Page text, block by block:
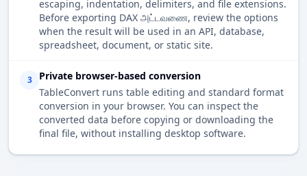
escaping, indentation, delimiters, and file extensions.
Before exporting DAX அட்டவணை, review the options
when the result will be used in an API, database,
spreadsheet, document, or static site.
3
Private browser-based conversion
TableConvert runs table editing and standard format
conversion in your browser. You can inspect the
converted data before copying or downloading the
final file, without installing desktop software.